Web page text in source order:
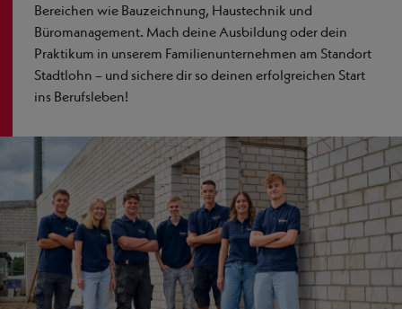
Bereichen wie Bauzeichnung, Haustechnik und
Büromanagement. Mach deine Ausbildung oder dein
Praktikum in unserem Familienunternehmen am Standort
Stadtlohn – und sichere dir so deinen erfolgreichen Start
ins Berufsleben!